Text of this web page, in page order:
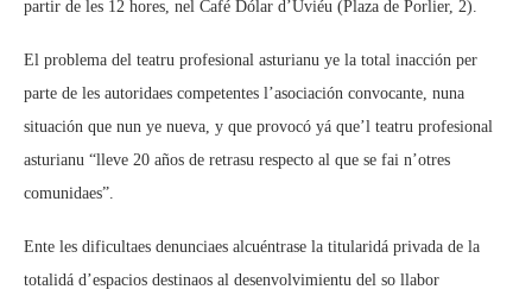
partir de les 12 hores, nel Café Dólar d’Uviéu (Plaza de Porlier, 2).
El problema del teatru profesional asturianu ye la total inacción per
parte de les autoridaes competentes l’asociación convocante, nuna
situación que nun ye nueva, y que provocó yá que’l teatru profesional
asturianu “lleve 20 años de retrasu respecto al que se fai n’otres
comunidaes”.
Ente les dificultaes denunciaes alcuéntrase la titularidá privada de la
totalidá d’espacios destinaos al desenvolvimientu del so llabor